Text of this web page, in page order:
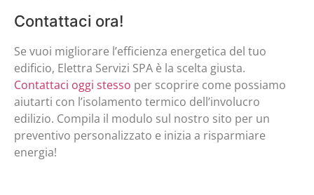
Contattaci ora!
Se vuoi migliorare l’efficienza energetica del tuo
edificio, Elettra Servizi SPA è la scelta giusta.
Contattaci oggi stesso per scoprire come possiamo
aiutarti con l’isolamento termico dell’involucro
edilizio. Compila il modulo sul nostro sito per un
preventivo personalizzato e inizia a risparmiare
energia!